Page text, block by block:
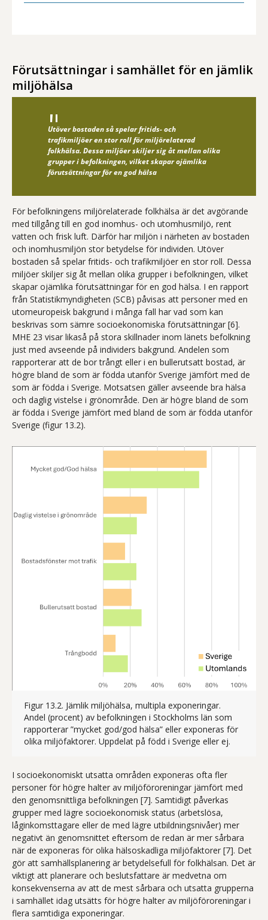
Förutsättningar i samhället för en jämlik
miljöhälsa
Utöver bostaden så spelar fritids- och
trafikmiljöer en stor roll för miljörelaterad
folkhälsa. Dessa miljöer skiljer sig åt mellan olika
grupper i befolkningen, vilket skapar ojämlika
förutsättningar för en god hälsa
För befolkningens miljörelaterade folkhälsa är det avgörande
med tillgång till en god inomhus- och utomhusmiljö, rent
vatten och frisk luft. Därför har miljön i närheten av bostaden
och inomhusmiljön stor betydelse för individen. Utöver
bostaden så spelar fritids- och trafikmiljöer en stor roll. Dessa
miljöer skiljer sig åt mellan olika grupper i befolkningen, vilket
skapar ojämlika förutsättningar för en god hälsa. I en rapport
från Statistikmyndigheten (SCB) påvisas att personer med en
utomeuropeisk bakgrund i många fall har vad som kan
beskrivas som sämre socioekonomiska förutsättningar [6].
MHE 23 visar likaså på stora skillnader inom länets befolkning
just med avseende på individers bakgrund. Andelen som
rapporterar att de bor trångt eller i en bullerutsatt bostad, är
högre bland de som är födda utanför Sverige jämfört med de
som är födda i Sverige. Motsatsen gäller avseende bra hälsa
och daglig vistelse i grönområde. Den är högre bland de som
är födda i Sverige jämfört med bland de som är födda utanför
Sverige (figur 13.2).
Figur 13.2. Jämlik miljöhälsa, multipla exponeringar.
Andel (procent) av befolkningen i Stockholms län som
rapporterar ”mycket god/god hälsa” eller exponeras för
olika miljöfaktorer. Uppdelat på född i Sverige eller ej.
I socioekonomiskt utsatta områden exponeras ofta fler
personer för högre halter av miljöföroreningar jämfört med
den genomsnittliga befolkningen [7]. Samtidigt påverkas
grupper med lägre socioekonomisk status (arbetslösa,
låginkomsttagare eller de med lägre utbildningsnivåer) mer
negativt än genomsnittet eftersom de redan är mer sårbara
när de exponeras för olika hälsoskadliga miljöfaktorer [7]. Det
gör att samhällsplanering är betydelsefull för folkhälsan. Det är
viktigt att planerare och beslutsfattare är medvetna om
konsekvenserna av att de mest sårbara och utsatta grupperna
i samhället idag utsätts för högre halter av miljöföroreningar i
flera samtidiga exponeringar.